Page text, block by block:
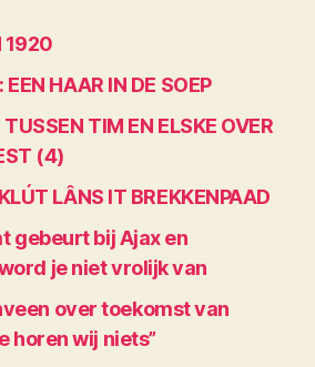
1920
HAAR IN DE SOEP
TIM EN ELSKE OVER
(4)
LÂNS IT BREKKENPAAD
gebeurt bij Ajax en
je niet vrolijk van
over toekomst van
horen wij niets”